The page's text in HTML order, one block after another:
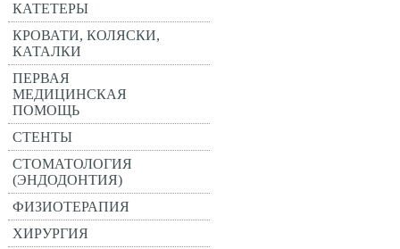
КАТЕТЕРЫ
КРОВАТИ, КОЛЯСКИ,
КАТАЛКИ
ПЕРВАЯ
МЕДИЦИНСКАЯ
ПОМОЩЬ
СТЕНТЫ
СТОМАТОЛОГИЯ
(ЭНДОДОНТИЯ)
ФИЗИОТЕРАПИЯ
ХИРУРГИЯ